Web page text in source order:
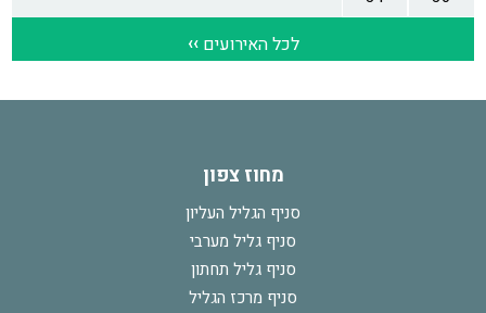
מחוז צפון
סניף הגליל העליון
סניף גליל מערבי
סניף גליל תחתון
סניף מרכז הגליל